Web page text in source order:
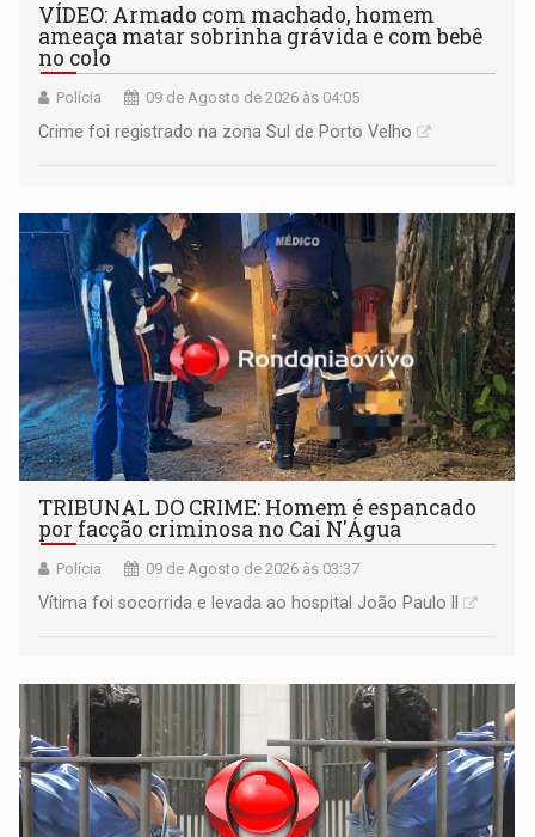
VÍDEO: Armado com machado, homem
ameaça matar sobrinha grávida e com bebê
no colo
Polícia 09 de Agosto de 2026 às 04:05
Crime foi registrado na zona Sul de Porto Velho
TRIBUNAL DO CRIME: Homem é espancado
por facção criminosa no Cai N'Água
Polícia 09 de Agosto de 2026 às 03:37
Vítima foi socorrida e levada ao hospital João Paulo II